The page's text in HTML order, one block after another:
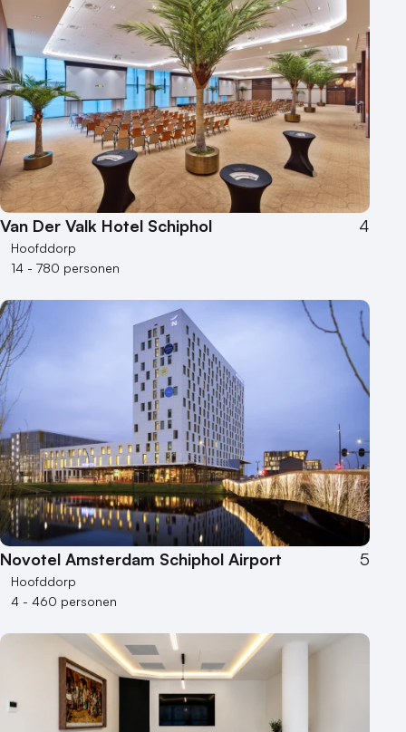
Industriële locatie
Kasteel en landgoed
Kleine / intieme locatie
Locaties aan zee
Museum
Theater
Varende locatie
Van Der Valk Hotel Schiphol 4
Hoofddorp
14 - 780 personen
Novotel Amsterdam Schiphol Airport 5
Hoofddorp
4 - 460 personen